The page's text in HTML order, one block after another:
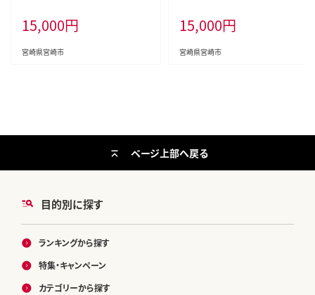
15,000円
宮崎県宮崎市
E
15,000円
宮崎県宮崎市
目的別に探す
ランキングから探す
特集・キャンペーン
カテゴリーから探す
ページ上部へ戻る